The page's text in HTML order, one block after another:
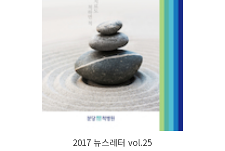
2017 뉴스레터 vol.25